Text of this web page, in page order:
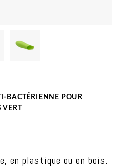
BACTÉRIENNE POUR
en plastique ou en bois.